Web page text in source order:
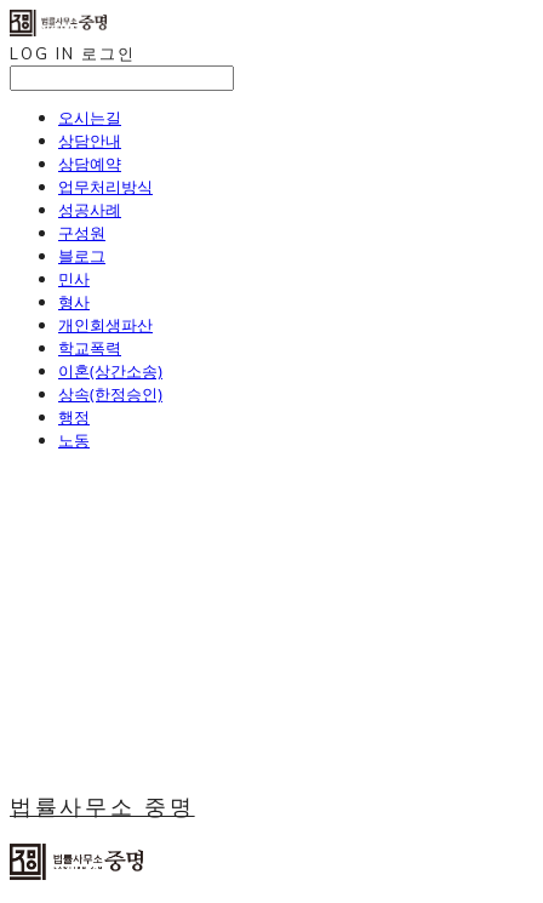
LOG IN 로그인
오시는길
상담안내
상담예약
업무처리방식
성공사례
구성원
블로그
민사
형사
개인회생파산
학교폭력
이혼(상간소송)
상속(한정승인)
행정
노동
법률사무소 중명